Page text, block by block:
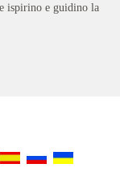
ispirino e guidino la